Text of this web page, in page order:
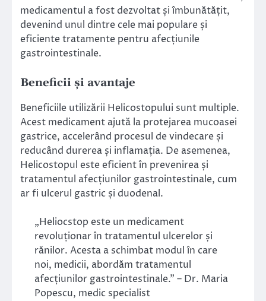
medicamentul a fost dezvoltat și îmbunătățit,
devenind unul dintre cele mai populare și
eficiente tratamente pentru afecțiunile
gastrointestinale.
Beneficii și avantaje
Beneficiile utilizării Helicostopului sunt multiple.
Acest medicament ajută la protejarea mucoasei
gastrice, accelerând procesul de vindecare și
reducând durerea și inflamația. De asemenea,
Helicostopul este eficient în prevenirea și
tratamentul afecțiunilor gastrointestinale, cum
ar fi ulcerul gastric și duodenal.
„Heliocstop este un medicament
revoluționar în tratamentul ulcerelor și
rănilor. Acesta a schimbat modul în care
noi, medicii, abordăm tratamentul
afecțiunilor gastrointestinale.” – Dr. Maria
Popescu, medic specialist